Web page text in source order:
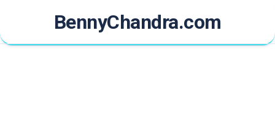
content
BennyChandra.com